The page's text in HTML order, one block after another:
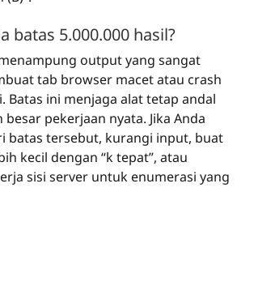
batas 5.000.000 hasil?
output yang sangat
tab browser macet atau crash
Batas ini menjaga alat tetap andal
pekerjaan nyata. Jika Anda
batas tersebut, kurangi input, buat
kecil dengan “k tepat”, atau
sisi server untuk enumerasi yang